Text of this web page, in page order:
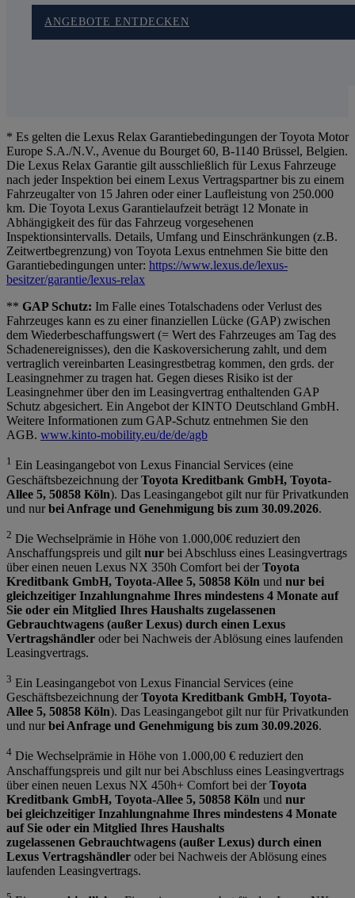
ANGEBOTE ENTDECKEN
* Es gelten die Lexus Relax Garantiebedingungen der Toyota Motor
Europe S.A./N.V., Avenue du Bourget 60, B-1140 Brüssel, Belgien.
Die Lexus Relax Garantie gilt ausschließlich für Lexus Fahrzeuge
nach jeder Inspektion bei einem Lexus Vertragspartner bis zu einem
Fahrzeugalter von 15 Jahren oder einer Laufleistung von 250.000
km. Die Toyota Lexus Garantielaufzeit beträgt 12 Monate in
Abhängigkeit des für das Fahrzeug vorgesehenen
Inspektionsintervalls. Details, Umfang und Einschränkungen (z.B.
Zeitwertbegrenzung) von Toyota Lexus entnehmen Sie bitte den
Garantiebedingungen unter: https://www.lexus.de/lexus-
besitzer/garantie/lexus-relax
** GAP Schutz: Im Falle eines Totalschadens oder Verlust des
Fahrzeuges kann es zu einer finanziellen Lücke (GAP) zwischen
dem Wiederbeschaffungswert (= Wert des Fahrzeuges am Tag des
Schadenereignisses), den die Kaskoversicherung zahlt, und dem
vertraglich vereinbarten Leasingrestbetrag kommen, den grds. der
Leasingnehmer zu tragen hat. Gegen dieses Risiko ist der
Leasingnehmer über den im Leasingvertrag enthaltenden GAP
Schutz abgesichert. Ein Angebot der KINTO Deutschland GmbH.
Weitere Informationen zum GAP-Schutz entnehmen Sie den
AGB. www.kinto-mobility.eu/de/de/agb
1 Ein Leasingangebot von Lexus Financial Services (eine
Geschäftsbezeichnung derToyota Kreditbank GmbH, Toyota-
Allee 5, 50858 Köln). Das Leasingangebot gilt nur für Privatkunden
und nurbei Anfrage und Genehmigung bis zum 30.09.2026.
2 Die Wechselprämie in Höhe von 1.000,00€ reduziert den
Anschaffungspreis und gilt nur bei Abschluss eines Leasingvertrags
über einen neuen Lexus NX 350h Comfort bei derToyota
Kreditbank GmbH, Toyota-Allee 5, 50858 Köln und nur bei
gleichzeitiger Inzahlungnahme Ihres mindestens 4 Monate auf
Sie oder ein Mitglied Ihres Haushalts zugelassenen
Gebrauchtwagens (außer Lexus) durch einen Lexus
Vertragshändler oder bei Nachweis der Ablösung eines laufenden
Leasingvertrags.
3 Ein Leasingangebot von Lexus Financial Services (eine
Geschäftsbezeichnung derToyota Kreditbank GmbH, Toyota-
Allee 5, 50858 Köln). Das Leasingangebot gilt nur für Privatkunden
und nurbei Anfrage und Genehmigung bis zum 30.09.2026.
4 Die Wechselprämie in Höhe von 1.000,00 € reduziert den
Anschaffungspreis und gilt nur bei Abschluss eines Leasingvertrags
über einen neuen Lexus NX 450h+ Comfort bei derToyota
Kreditbank GmbH, Toyota-Allee 5, 50858 Köln und nur
bei gleichzeitiger Inzahlungnahme Ihres mindestens 4 Monate
auf Sie oder ein Mitglied Ihres Haushalts
zugelassenen Gebrauchtwagens (außer Lexus) durch einen
Lexus Vertragshändler oder bei Nachweis der Ablösung eines
laufenden Leasingvertrags.